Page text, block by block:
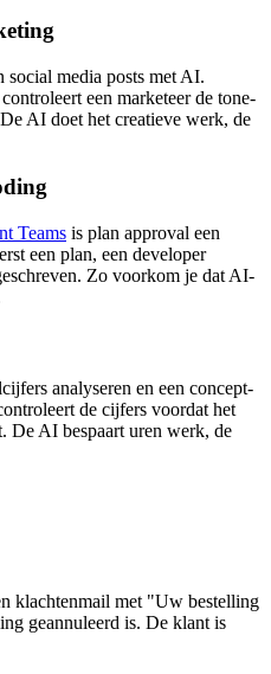
social media posts met AI.
een marketeer de tone-
AI doet het creatieve werk, de
Teams is plan approval een
een plan, een developer
Zo voorkom je dat AI-
analyseren en een concept-
de cijfers voordat het
De AI bespaart uren werk, de
klachtenmail met "Uw bestelling
geannuleerd is. De klant is